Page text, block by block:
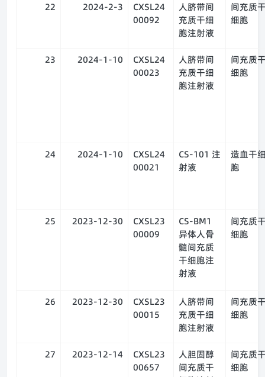
22 2024-2-3
CXSL24
00092
人脐带间
充质干细
胞注射液
间充质
细胞
23 2024-1-10
CXSL24
00023
人脐带间
充质干细
胞注射液
间充质
细胞
24 2024-1-10
CXSL24
00021
CS-101 注
射液
造血干
胞
25 2023-12-30
CXSL23
00009
CS-BM1
异体人骨
髓间充质
干细胞注
射液
间充质
细胞
26 2023-12-30
CXSL23
00015
人脐带间
充质干细
胞注射液
间充质
细胞
27 2023-12-14
CXSL23
00657
人胆固醇
间充质干
间充质
细胞